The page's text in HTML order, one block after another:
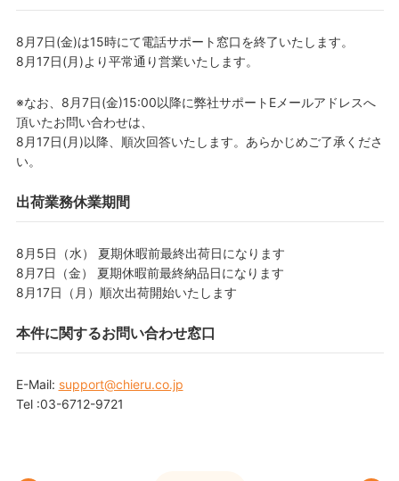
8月7日(金)は15時にて電話サポート窓口を終了いたします。
8月17日(月)より平常通り営業いたします。
※なお、8月7日(金)15:00以降に弊社サポートEメールアドレスへ
頂いたお問い合わせは、
8月17日(月)以降、順次回答いたします。あらかじめご了承くださ
い。
出荷業務休業期間
8月5日（水） 夏期休暇前最終出荷日になります
8月7日（金） 夏期休暇前最終納品日になります
8月17日（月）順次出荷開始いたします
本件に関するお問い合わせ窓口
E-Mail: support@chieru.co.jp
Tel :03-6712-9721